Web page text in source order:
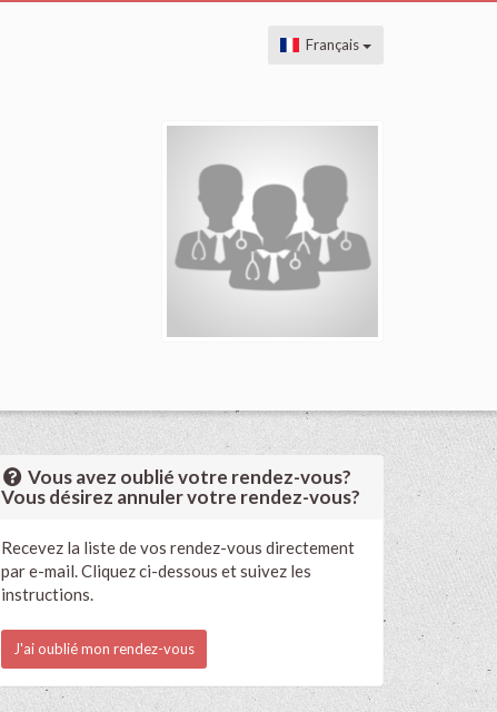
Français
Vous avez oublié votre rendez-vous?
Vous désirez annuler votre rendez-vous?
Recevez la liste de vos rendez-vous directement
par e-mail. Cliquez ci-dessous et suivez les
instructions.
J'ai oublié mon rendez-vous